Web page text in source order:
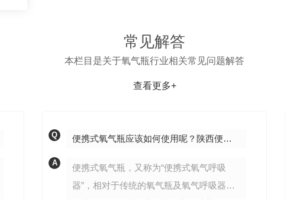
常见解答
本栏目是关于氧气瓶行业相关常见问题解答
查看更多+
Q 便携式氧气瓶应该如何使用呢？陕西便携式氧气瓶厂家告诉你
A
便携式氧气瓶，又称为“便携式氧气呼吸
器”，相对于传统的氧气瓶及氧气呼吸器来